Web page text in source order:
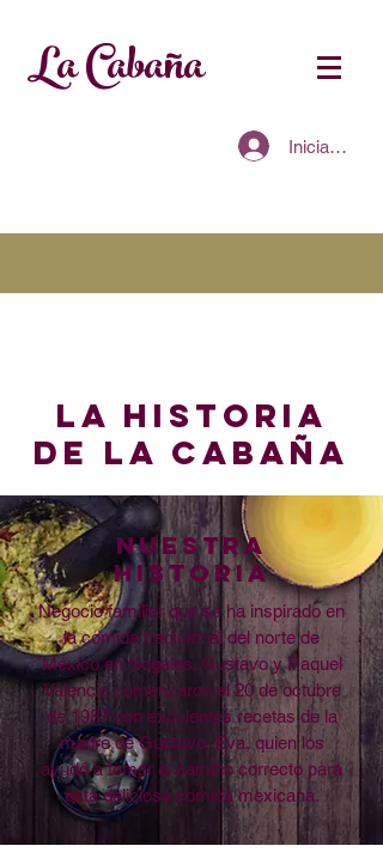
La Cabaña
Iniciar sesión
LA HISTORIA
de la cabaña
Nuestra
HISTORIA
Negocio familiar que se ha inspirado en
la comida tradicional del norte de
México en Nogales. Gustavo y Raquel
Valencia comenzaron el 20 de octubre
de 1987 con excelentes recetas de la
madre de Gustavo, Eva, quien los
ayudó a tomar el camino correcto para
esta deliciosa comida mexicana.